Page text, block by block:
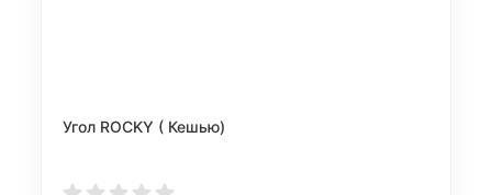
Угол ROCKY ( Кешью)